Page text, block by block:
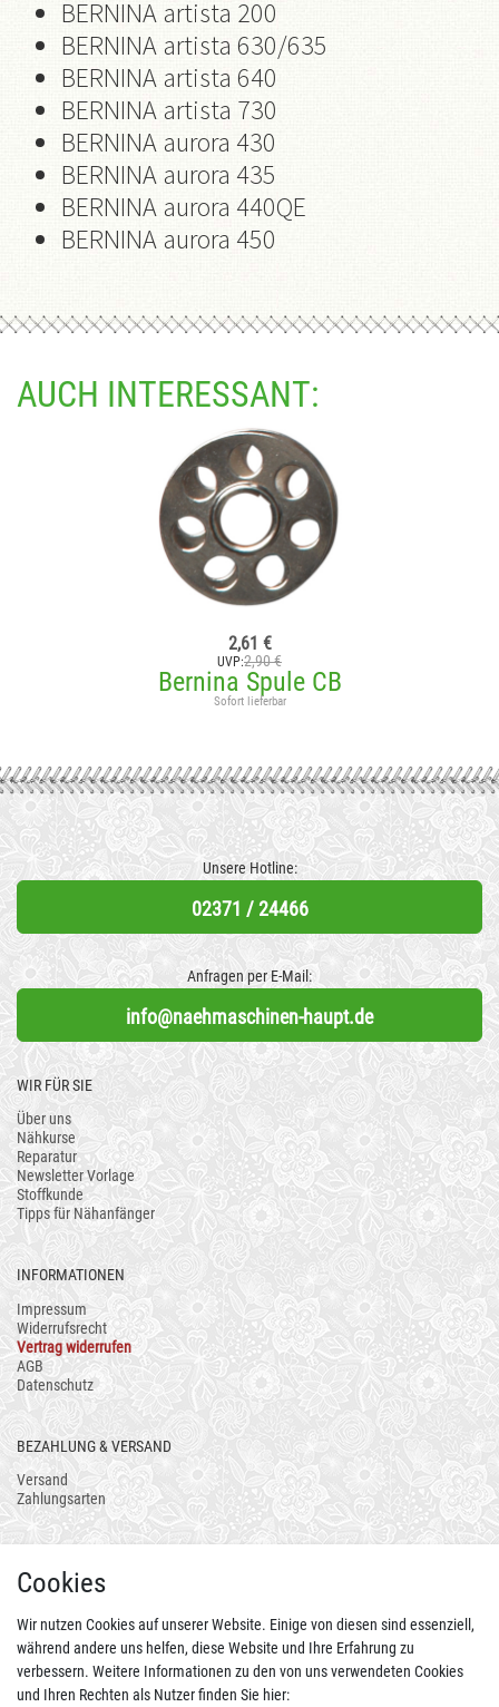
BERNINA artista 200
BERNINA artista 630/635
BERNINA artista 640
BERNINA artista 730
BERNINA aurora 430
BERNINA aurora 435
BERNINA aurora 440QE
BERNINA aurora 450
AUCH INTERESSANT:
2,61 €
UVP:2,90 €
Bernina Spule CB
Sofort lieferbar
Unsere Hotline:
02371 / 24466
Anfragen per E-Mail:
info@naehmaschinen-haupt.de
WIR FÜR SIE
Über uns
Nähkurse
Reparatur
Newsletter Vorlage
Stoffkunde
Tipps für Nähanfänger
INFORMATIONEN
Impressum
Widerrufsrecht
Vertrag widerrufen
AGB
Datenschutz
BEZAHLUNG & VERSAND
Versand
Zahlungsarten
Cookies
Wir nutzen Cookies auf unserer Website. Einige von diesen sind essenziell,
während andere uns helfen, diese Website und Ihre Erfahrung zu
verbessern. Weitere Informationen zu den von uns verwendeten Cookies
und Ihren Rechten als Nutzer finden Sie hier: